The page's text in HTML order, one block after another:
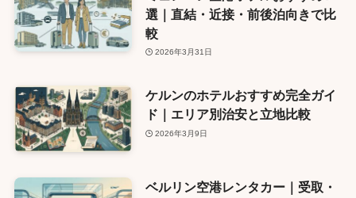
選｜直結・近接・前後泊向きで比
較
2026年3月31日
ケルンのホテルおすすめ完全ガイ
ド｜エリア別治安と立地比較
2026年3月9日
ベルリン空港レンタカー｜受取・